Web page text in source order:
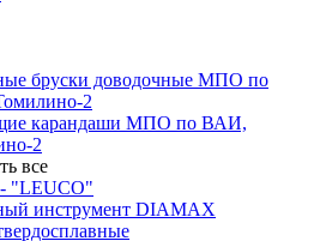
бруски доводочные МПО по
2
карандаши МПО по ВАИ,
2
все
"LEUCO"
инструмент DIAMAX